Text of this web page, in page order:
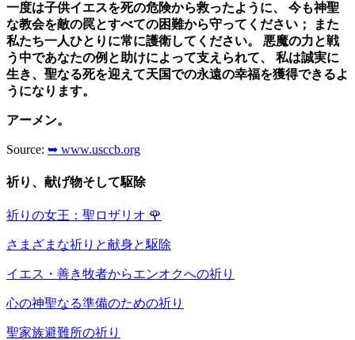
一度は子供イエスを死の危険から救ったように、 今も神聖
な教会を敵の罠とすべての困難から守ってください； また
私たち一人ひとりに常に護衛してください。 悪魔の力と戦
う中であなたの例と助けによって支えられて、 私は誠実に
生き、聖なる死を迎えて天国での永遠の幸福を獲得できるよ
うになります。
アーメン。
Source: ➥ www.usccb.org
祈り、献げ物そして駆除
祈りの女王：聖ロザリオ 🌹
さまざまな祈りと献身と駆除
イエス・善き牧者からエンオクへの祈り
心の神聖なる準備のための祈り
聖家族避難所の祈り